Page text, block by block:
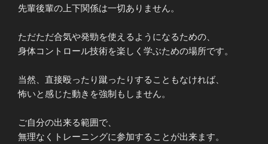
先輩後輩の上下関係は一切ありません。
ただただ合気や発勁を使えるようになるための、
身体コントロール技術を楽しく学ぶための場所です。
当然、直接殴ったり蹴ったりすることもなければ、
怖いと感じた動きを強制もしません。
ご自分の出来る範囲で、
無理なくトレーニングに参加することが出来ます。